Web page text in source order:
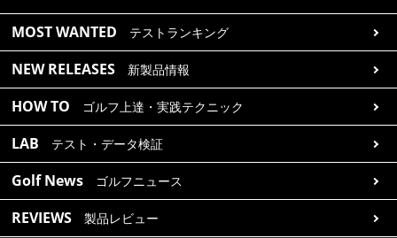
MOST WANTED テストランキング
NEW RELEASES 新製品情報
HOW TO ゴルフ上達・実践テクニック
LAB テスト・データ検証
Golf News ゴルフニュース
REVIEWS 製品レビュー